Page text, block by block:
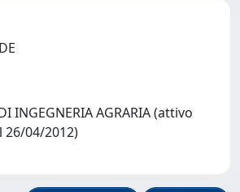
INGEGNERIA AGRARIA (attivo
26/04/2012)